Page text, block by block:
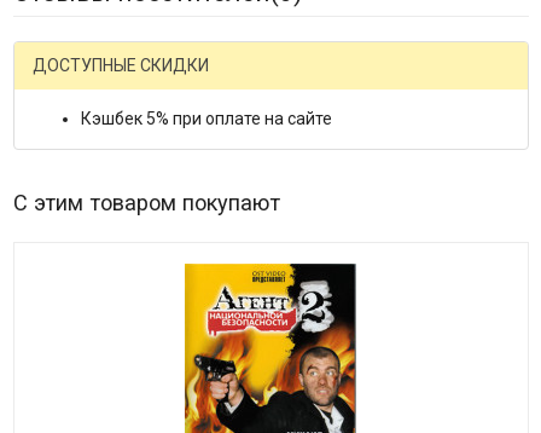
ДОСТУПНЫЕ СКИДКИ
Кэшбек 5% при оплате на сайте
С этим товаром покупают